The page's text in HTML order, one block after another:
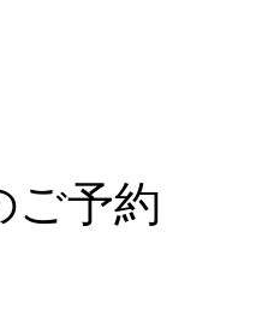
ご予約